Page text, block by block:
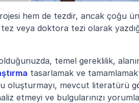
hem de tezdir, ancak çoğu
veya doktora tezi olarak
temel gereklilik,
tasarlamak ve
oluşturmayı, mevcut literatürü
etmeyi ve bulgularınızı